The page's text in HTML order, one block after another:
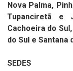
Nova Palma,
Tupanciretã e
Cachoeira do
do Sul e Santana
SEDES